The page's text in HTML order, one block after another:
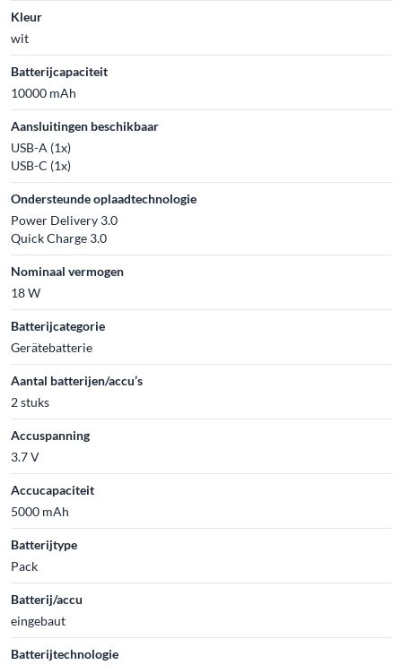
Kleur
wit
Batterijcapaciteit
10000 mAh
Aansluitingen beschikbaar
USB-A (1x)
USB-C (1x)
Ondersteunde oplaadtechnologie
Power Delivery 3.0
Quick Charge 3.0
Nominaal vermogen
18 W
Batterijcategorie
Gerätebatterie
Aantal batterijen/accu’s
2 stuks
Accuspanning
3.7 V
Accucapaciteit
5000 mAh
Batterijtype
Pack
Batterij/accu
eingebaut
Batterijtechnologie